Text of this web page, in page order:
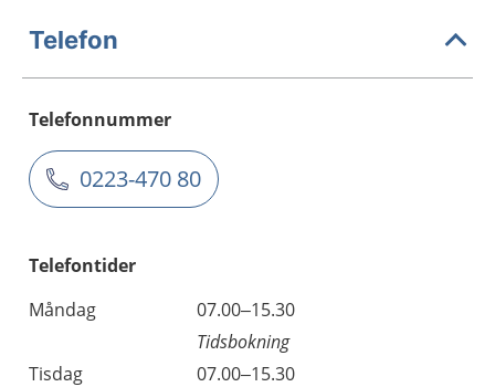
Telefon
Telefonnummer
0223-470 80
Telefontider
Måndag
07.00–15.30
Tidsbokning
Tisdag
07.00–15.30